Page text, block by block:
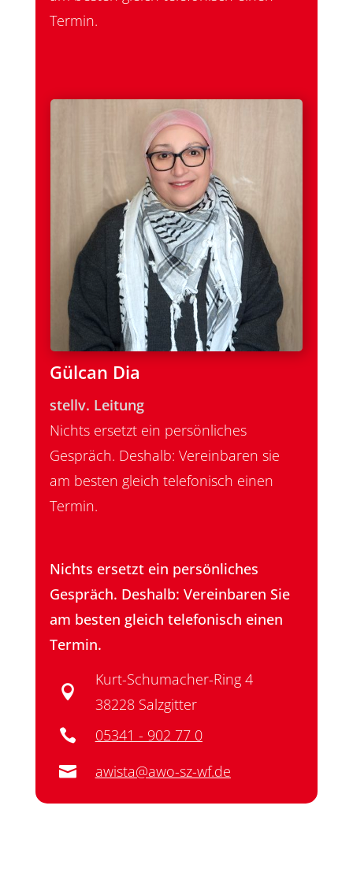
Termin.
Gülcan Dia
stellv. Leitung
Nichts ersetzt ein persönliches
Gespräch. Deshalb: Vereinbaren sie
am besten gleich telefonisch einen
Termin.
Nichts ersetzt ein persönliches
Gespräch. Deshalb: Vereinbaren Sie
am besten gleich telefonisch einen
Termin.

Kurt-Schumacher-Ring 4
38228 Salzgitter
 05341 - 902 77 0
 awista@awo-sz-wf.de